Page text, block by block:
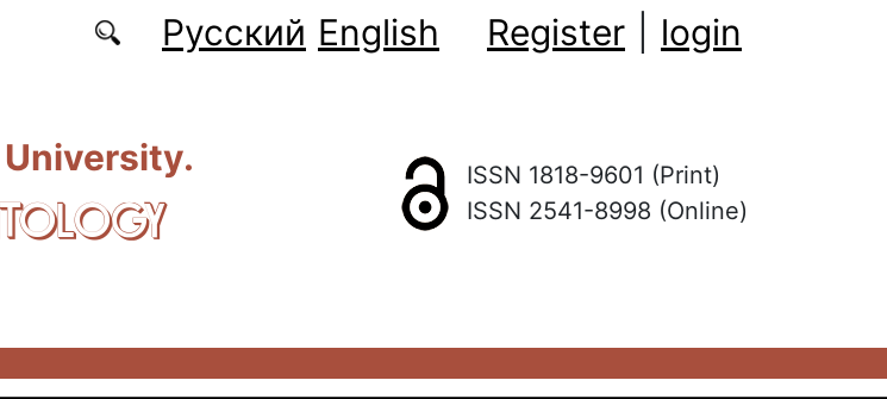
Русский English Register login
ISSN 1818-9601 (Print)
ISSN 2541-8998 (Online)